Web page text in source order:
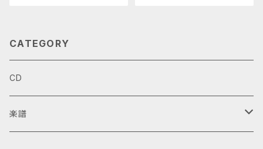
CATEGORY
CD
楽譜